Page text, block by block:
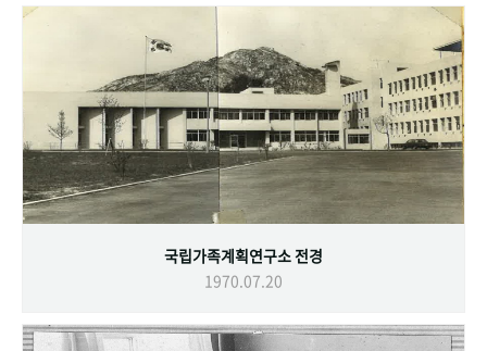
국립가족계획연구소 전경
1970.07.20